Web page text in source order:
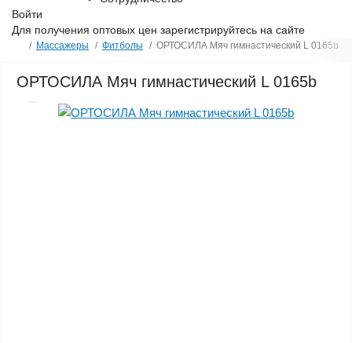
Войти
Для получения оптовых цен зарегистрируйтесь на сайте
Массажеры Фитболы ОРТОСИЛА Мяч гимнастический L 0165b
ОРТОСИЛА Мяч гимнастический L 0165b